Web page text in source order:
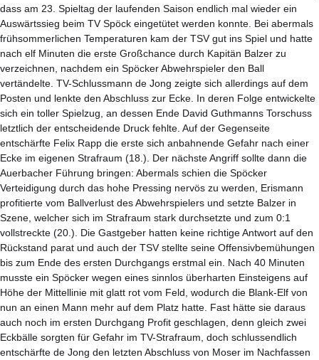
dass am 23. Spieltag der laufenden Saison endlich mal wieder ein
Auswärtssieg beim TV Spöck eingetütet werden konnte. Bei abermals
frühsommerlichen Temperaturen kam der TSV gut ins Spiel und hatte
nach elf Minuten die erste Großchance durch Kapitän Balzer zu
verzeichnen, nachdem ein Spöcker Abwehrspieler den Ball
vertändelte. TV-Schlussmann de Jong zeigte sich allerdings auf dem
Posten und lenkte den Abschluss zur Ecke. In deren Folge entwickelte
sich ein toller Spielzug, an dessen Ende David Guthmanns Torschuss
letztlich der entscheidende Druck fehlte. Auf der Gegenseite
entschärfte Felix Rapp die erste sich anbahnende Gefahr nach einer
Ecke im eigenen Strafraum (18.). Der nächste Angriff sollte dann die
Auerbacher Führung bringen: Abermals schien die Spöcker
Verteidigung durch das hohe Pressing nervös zu werden, Erismann
profitierte vom Ballverlust des Abwehrspielers und setzte Balzer in
Szene, welcher sich im Strafraum stark durchsetzte und zum 0:1
vollstreckte (20.). Die Gastgeber hatten keine richtige Antwort auf den
Rückstand parat und auch der TSV stellte seine Offensivbemühungen
bis zum Ende des ersten Durchgangs erstmal ein. Nach 40 Minuten
musste ein Spöcker wegen eines sinnlos überharten Einsteigens auf
Höhe der Mittellinie mit glatt rot vom Feld, wodurch die Blank-Elf von
nun an einen Mann mehr auf dem Platz hatte. Fast hätte sie daraus
auch noch im ersten Durchgang Profit geschlagen, denn gleich zwei
Eckbälle sorgten für Gefahr im TV-Strafraum, doch schlussendlich
entschärfte de Jong den letzten Abschluss von Moser im Nachfassen